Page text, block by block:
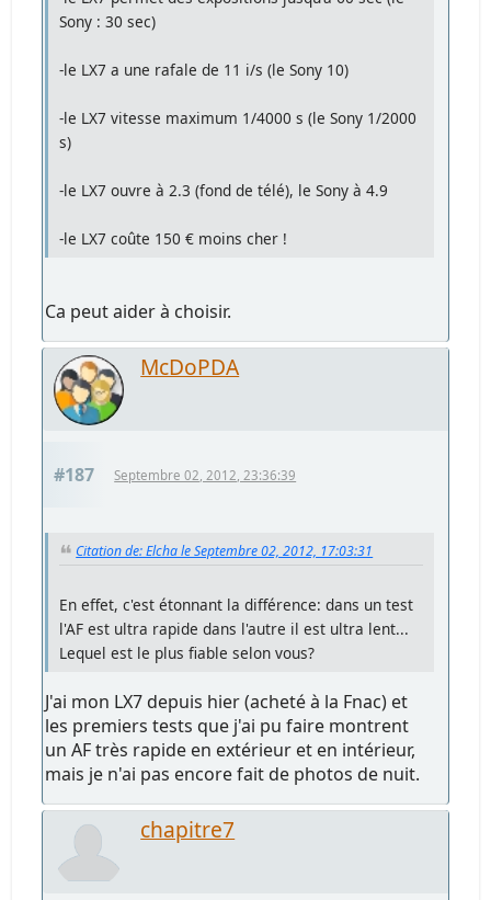
Sony : 30 sec)
-le LX7 a une rafale de 11 i/s (le Sony 10)
-le LX7 vitesse maximum 1/4000 s (le Sony 1/2000
s)
-le LX7 ouvre à 2.3 (fond de télé), le Sony à 4.9
-le LX7 coûte 150 € moins cher !
Ca peut aider à choisir.
McDoPDA
#187 Septembre 02, 2012, 23:36:39
Citation de: Elcha le Septembre 02, 2012, 17:03:31
En effet, c'est étonnant la différence: dans un test
l'AF est ultra rapide dans l'autre il est ultra lent...
Lequel est le plus fiable selon vous?
J'ai mon LX7 depuis hier (acheté à la Fnac) et
les premiers tests que j'ai pu faire montrent
un AF très rapide en extérieur et en intérieur,
mais je n'ai pas encore fait de photos de nuit.
chapitre7